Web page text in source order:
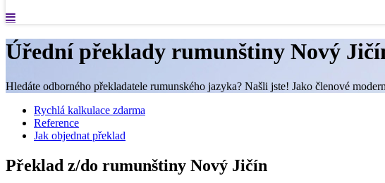
Úřední překlady rumunštiny Nový
Hledáte odborného překladatele rumunského jazyka? Našli jste! Jako členové
Rychlá kalkulace zdarma
Reference
Jak objednat překlad
Překlad z/do rumunštiny Nový Jičín